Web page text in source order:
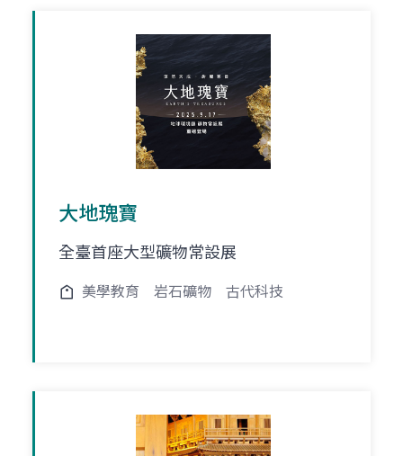
大地瑰寶
全臺首座大型礦物常設展
美學教育 岩石礦物 古代科技